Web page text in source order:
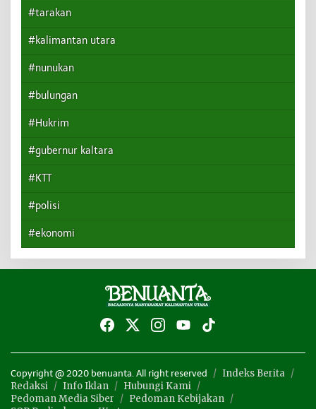
#tarakan
#kalimantan utara
#nunukan
#bulungan
#Hukrim
#gubernur kaltara
#KTT
#polisi
#ekonomi
Copyright @ 2020 benuanta. All right reserved
Indeks Berita
Redaksi
Info Iklan
Hubungi Kami
Pedoman Media Siber
Pedoman Kebijakan